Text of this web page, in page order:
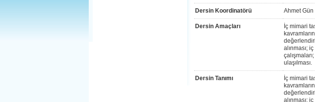
Dersin Koordinatörü Ahmet Gün
Dersin Amaçları
İç mimari
alınması;
ulaşılması.
Dersin Tanımı
İç mimari
alınması;